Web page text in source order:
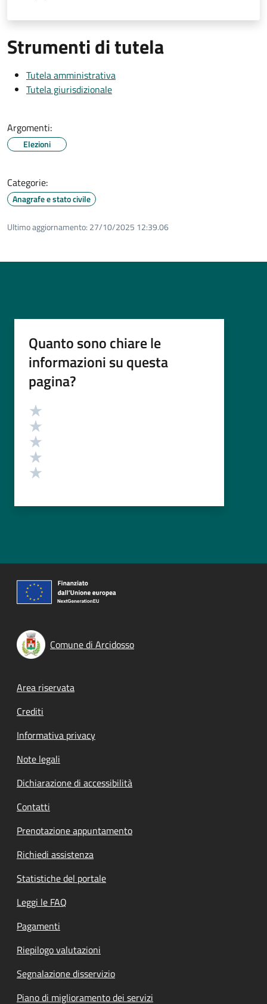
Strumenti di tutela
Tutela amministrativa
Tutela giurisdizionale
Argomenti:
Elezioni
Categorie:
Anagrafe e stato civile
Ultimo aggiornamento: 27/10/2025 12:39.06
Quanto sono chiare le
informazioni su questa
pagina?
Valutazione
Comune di Arcidosso
Footer menu
Area riservata
Crediti
Informativa privacy
Note legali
Dichiarazione di accessibilità
Contatti
Prenotazione appuntamento
Richiedi assistenza
Statistiche del portale
Leggi le FAQ
Pagamenti
Riepilogo valutazioni
Segnalazione disservizio
Piano di miglioramento dei servizi